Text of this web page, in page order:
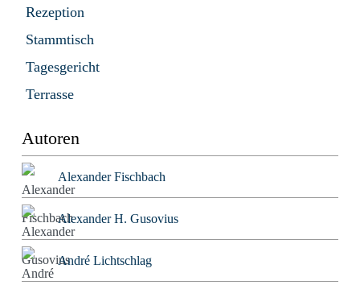
Rezeption
Stammtisch
Tagesgericht
Terrasse
Autoren
Alexander Fischbach
Alexander H. Gusovius
André Lichtschlag